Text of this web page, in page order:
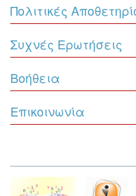
Πολιτικές
Συχνές Ερωτήσεις
Βοήθεια
Επικοινωνία